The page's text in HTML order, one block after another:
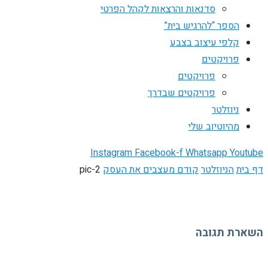
סדנאות והרצאות לקהל הפרטי
הספר “להרגיש בית”
קלפי עיצוב בצבע
פרויקטים
פרויקטים
פרויקטים שבדרך
ניוזלטר
מהיוטיוב שלי
InstagramFacebook-fWhatsappYoutube
דף ביתהניוזלטרקודם מעצבים את העסק pic-2
השארת תגובה